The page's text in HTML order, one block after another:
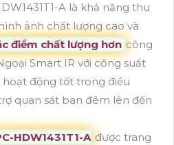
A là khả năng thu
ảnh chất lượng cao và
điểm chất lượng hơn công
Smart IR với công suất
động tốt trong điều
quan sát ban đêm lên đến
HDW1431T1-A được trang